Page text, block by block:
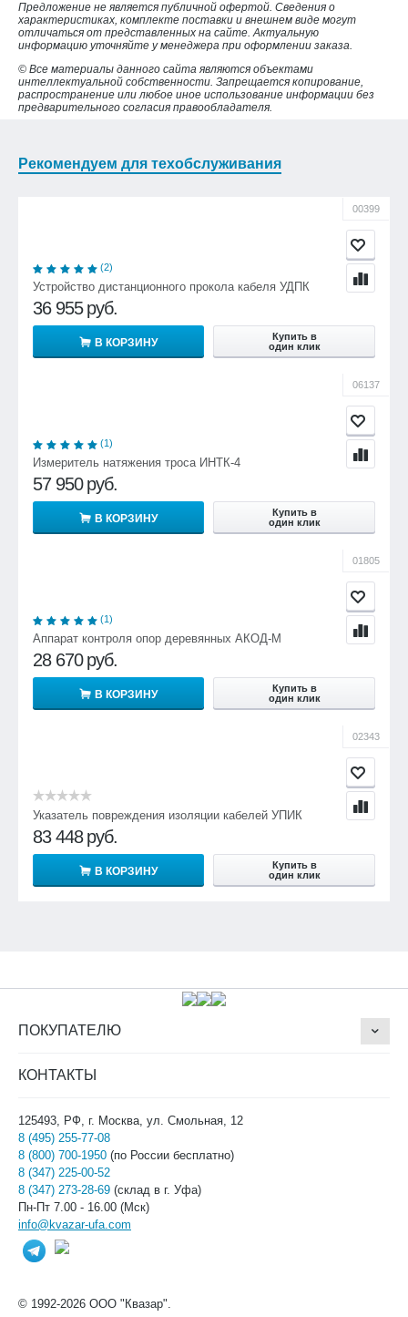
Предложение не является публичной офертой. Сведения о
характеристиках, комплекте поставки и внешнем виде могут
отличаться от представленных на сайте. Актуальную
информацию уточняйте у менеджера при оформлении заказа.
© Все материалы данного сайта являются объектами
интеллектуальной собственности. Запрещается копирование,
распространение или любое иное использование информации без
предварительного согласия правообладателя.
Рекомендуем для техобслуживания
00399
(2)
Устройство дистанционного прокола кабеля УДПК
36 955 руб.
В КОРЗИНУ
Купить в
один клик
06137
(1)
Измеритель натяжения троса ИНТК-4
57 950 руб.
В КОРЗИНУ
Купить в
один клик
01805
(1)
Аппарат контроля опор деревянных АКОД-М
28 670 руб.
В КОРЗИНУ
Купить в
один клик
02343
Указатель повреждения изоляции кабелей УПИК
83 448 руб.
В КОРЗИНУ
Купить в
один клик
ПОКУПАТЕЛЮ
КОНТАКТЫ
125493, РФ, г. Москва, ул. Смольная, 12
8 (495) 255-77-08
8 (800) 700-1950 (по России бесплатно)
8 (347) 225-00-52
8 (347) 273-28-69 (склад в г. Уфа)
Пн-Пт 7.00 - 16.00 (Мск)
info@kvazar-ufa.com
© 1992-2026 ООО "Квазар".